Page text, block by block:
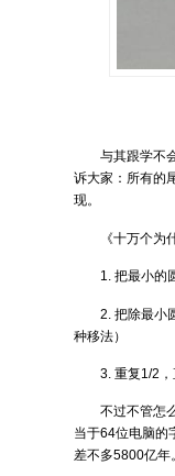
与其跟学不
诉大家：所有的
现。
《十万个
1. 把最小的
2. 把除最小
种移法）
3. 重复1/2
不过不管怎
当于64位电脑的
差不多5800亿年